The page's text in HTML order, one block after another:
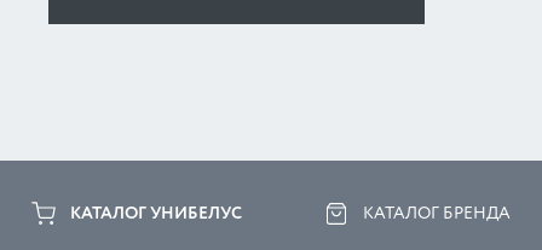
КАТАЛОГ УНИБЕЛУС КАТАЛОГ БРЕНДА